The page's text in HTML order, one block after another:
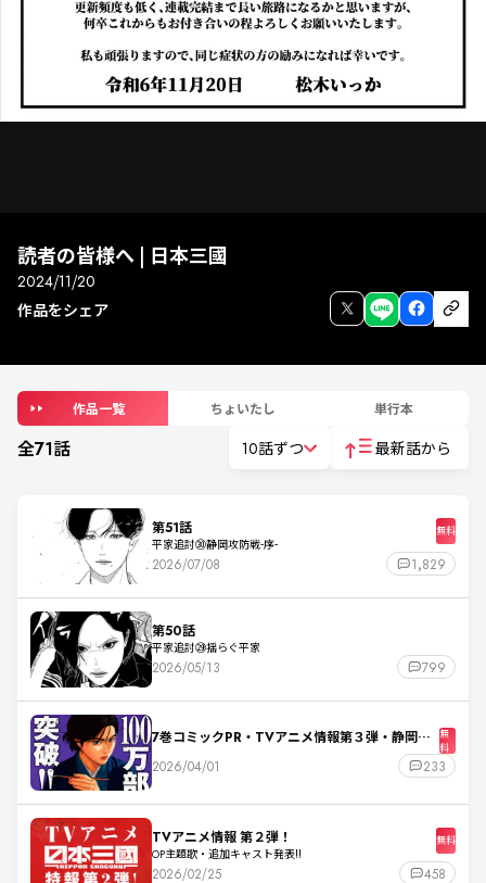
全画面
読者の皆様へ | 日本三國
2024/11/20
作品をシェア
作品一覧 ちょいたし 単行本
全71話 10話ずつ 最新話から
第51話
平家追討㉚静岡攻防戦-序-
無料
2026/07/08 1,829
第50話
平家追討㉙揺らぐ平家
2026/05/13 799
7巻コミックPR・TVアニメ情報第３弾・静岡攻
無
料
2026/04/01 233
TVアニメ情報 第２弾！
OP主題歌・追加キャスト発表!!
無料
2026/02/25 458